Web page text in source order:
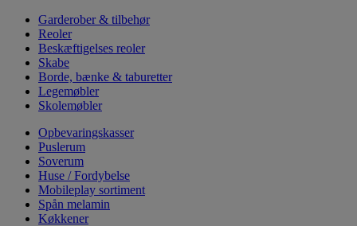
Garderober & tilbehør
Reoler
Beskæftigelses reoler
Skabe
Borde, bænke & taburetter
Legemøbler
Skolemøbler
Opbevaringskasser
Puslerum
Soverum
Huse / Fordybelse
Mobileplay sortiment
Spån melamin
Køkkener